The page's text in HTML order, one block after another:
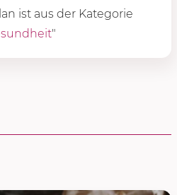
ist aus der Kategorie
"